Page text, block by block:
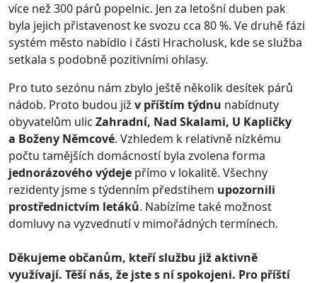
více než 300 párů popelnic. Jen za letošní duben pak
byla jejich přistavenost ke svozu cca 80 %. Ve druhě fázi
systém město nabídlo i části Hracholusk, kde se služba
setkala s podobně pozitivními ohlasy.
Pro tuto sezónu nám zbylo ještě několik desítek párů
nádob. Proto budou již v příštím týdnu nabídnuty
obyvatelům ulic Zahradní, Nad Skalami, U Kapličky
a Boženy Němcové. Vzhledem k relativně nízkému
počtu tamějších domácností byla zvolena forma
jednorázového výdeje přímo v lokalitě. Všechny
rezidenty jsme s týdenním předstihem upozornili
prostřednictvím letáků. Nabízíme také možnost
domluvy na vyzvednutí v mimořádných termínech.
Děkujeme občanům, kteří službu již aktivně
využívají. Těší nás, že jste s ní spokojeni. Pro příští